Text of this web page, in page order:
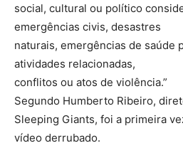
social, cultural ou político
emergências civis, desastres
naturais, emergências de saúde
atividades relacionadas,
conflitos ou atos de violência.”
Segundo Humberto Ribeiro,
Sleeping Giants, foi a primeira
vídeo derrubado.